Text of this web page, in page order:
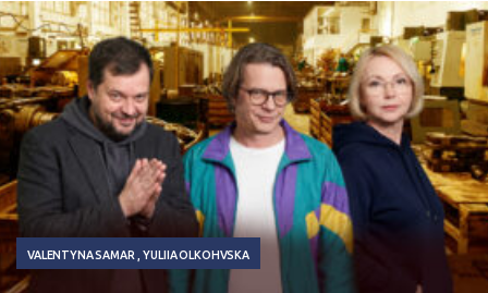
VALENTYNA SAMAR YULIIA OLKOHVSKA